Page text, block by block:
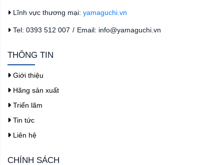
Lĩnh vực thương mại: yamaguchi.vn
Tel: 0393 512 007 / Email: info@yamaguchi.vn
THÔNG TIN
Giới thiệu
Hãng sản xuất
Triển lãm
Tin tức
Liên hệ
CHÍNH SÁCH